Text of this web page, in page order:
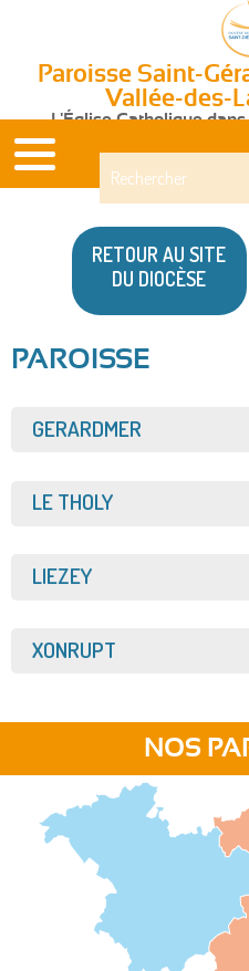
Paroisse Saint-
Vallée-des-
L'Église Catholique
RETOUR AU SITE
DU DIOCÈSE
PAROISSE
Afficher
GERARDMER
Afficher
LE THOLY
Afficher
LIEZEY
Afficher
XONRUPT
NOS